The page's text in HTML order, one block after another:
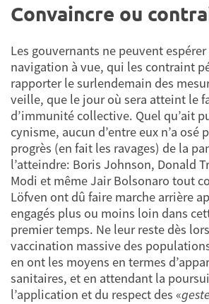
Convaincre ou
Les gouvernants ne peuvent
navigation à vue, qui les contraint
rapporter le surlendemain des
veille, que le jour où sera atteint le
d’immunité collective. Quel qu’ait
cynisme, aucun d’entre eux n’a osé
progrès (en fait les ravages) de la
l’atteindre: Boris Johnson, Donald
Modi et même Jair Bolsonaro tout
Löfven ont dû faire marche arrière
engagés plus ou moins loin dans
premier temps. Ne leur reste dès
vaccination massive des
en ont les moyens en termes
sanitaires, et en attendant la
l’application et du respect des «